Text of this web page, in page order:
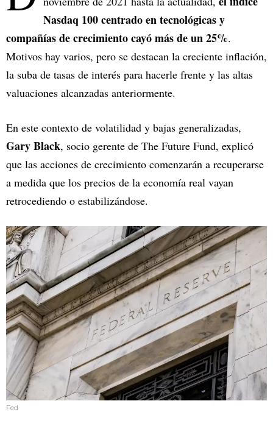
Nasdaq 100 centrado en tecnológicas y
compañías de crecimiento cayó más de un 25%.
Motivos hay varios, pero se destacan la creciente inflación,
la suba de tasas de interés para hacerle frente y las altas
valuaciones alcanzadas anteriormente.
En este contexto de volatilidad y bajas generalizadas,
Gary Black, socio gerente de The Future Fund, explicó
que las acciones de crecimiento comenzarán a recuperarse
a medida que los precios de la economía real vayan
retrocediendo o estabilizándose.
Fed